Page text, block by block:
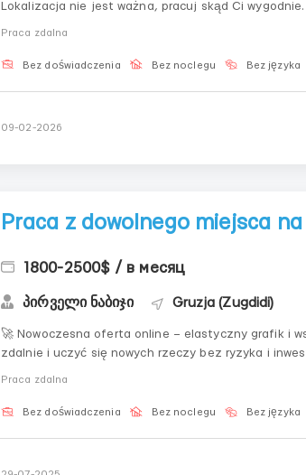
Lokalizacja nie jest ważna, pracuj skąd Ci
Praca zdalna
Bez doświadczenia Bez noclegu Bez języka
09-02-2026
Praca z dowolnego miejsca
1800-2500$ / в месяц
პირველი ნაბიჯი Gruzja (Zugdidi)
🚀 Nowoczesna oferta online – elastyczny grafik i wsparcie Zapraszamy tych, którzy
zdalnie i uczyć się nowych rzeczy bez ryzyka i
Praca zdalna
Bez doświadczenia Bez noclegu Bez języka